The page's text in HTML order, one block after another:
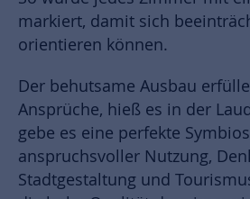
markiert, damit sich
orientieren können.
Der behutsame Ausbau
Ansprüche, hieß es in der
gebe es eine perfekte
anspruchsvoller Nutzung,
Stadtgestaltung und